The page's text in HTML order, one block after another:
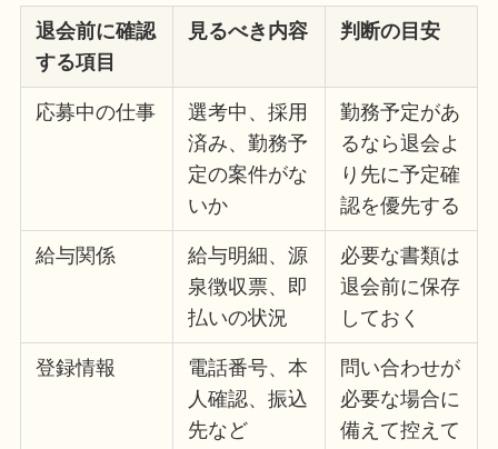
退会前に確認
する項目
見るべき内容 判断の目安
応募中の仕事
選考中、採用
済み、勤務予
定の案件がな
いか
勤務予定があ
るなら退会よ
り先に予定確
認を優先する
給与関係
給与明細、源
泉徴収票、即
払いの状況
必要な書類は
退会前に保存
しておく
登録情報
電話番号、本
人確認、振込
先など
問い合わせが
必要な場合に
備えて控えて